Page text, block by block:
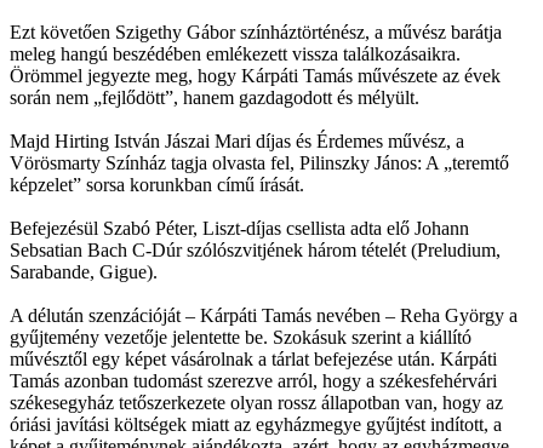
Ezt követően Szigethy Gábor színháztörténész, a művész barátja
meleg hangú beszédében emlékezett vissza találkozásaikra.
Örömmel jegyezte meg, hogy Kárpáti Tamás művészete az évek
során nem „fejlődött”, hanem gazdagodott és mélyült.
Majd Hirting István Jászai Mari díjas és Érdemes művész, a
Vörösmarty Színház tagja olvasta fel, Pilinszky János: A „teremtő
képzelet” sorsa korunkban című írását.
Befejezésül Szabó Péter, Liszt-díjas csellista adta elő Johann
Sebsatian Bach C-Dúr szólószvitjének három tételét (Preludium,
Sarabande, Gigue).
A délután szenzációját – Kárpáti Tamás nevében – Reha György a
gyűjtemény vezetője jelentette be. Szokásuk szerint a kiállító
művésztől egy képet vásárolnak a tárlat befejezése után. Kárpáti
Tamás azonban tudomást szerezve arról, hogy a székesfehérvári
székesegyház tetőszerkezete olyan rossz állapotban van, hogy az
óriási javítási költségek miatt az egyházmegye gyűjtést indított, a